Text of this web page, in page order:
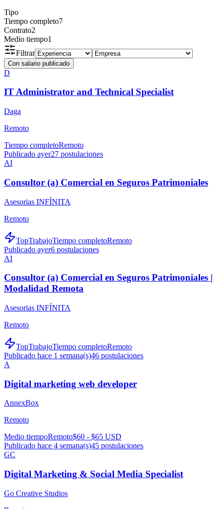
Tipo
Tiempo completo7
Contrato2
Medio tiempo1
Filtrar
Con salario publicado
D
IT Administrator and Technical Specialist
Daga
Remoto
Tiempo completoRemoto
Publicado ayer27 postulaciones
AI
Consultor (a) Comercial en Seguros Patrimoniales
Asesorias INFÍNITA
Remoto
TopTrabajoTiempo completoRemoto
Publicado ayer6 postulaciones
AI
Consultor (a) Comercial en Seguros Patrimoniales |
Modalidad Remota
Asesorias INFÍNITA
Remoto
TopTrabajoTiempo completoRemoto
Publicado hace 1 semana(s)46 postulaciones
A
Digital marketing web developer
AnnexBox
Remoto
Medio tiempoRemoto$60 - $65 USD
Publicado hace 4 semana(s)45 postulaciones
GC
Digital Marketing & Social Media Specialist
Go Creative Studios